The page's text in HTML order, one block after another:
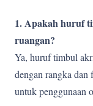
1. Apakah huruf
ruangan?
Ya, huruf timbul
dengan rangka dan
untuk penggunaan